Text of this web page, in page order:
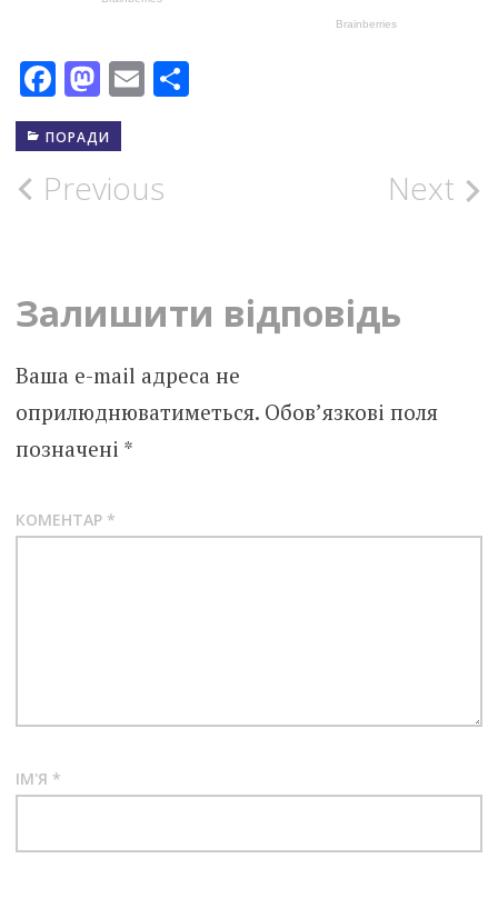
Facebook
Mastodon
EmailПоділитися
ПОРАДИ
Post
Previous Next
Залишити відповідь
Ваша e-mail адреса не
оприлюднюватиметься. Обов’язкові поля
позначені *
КОМЕНТАР *
ІМ'Я *